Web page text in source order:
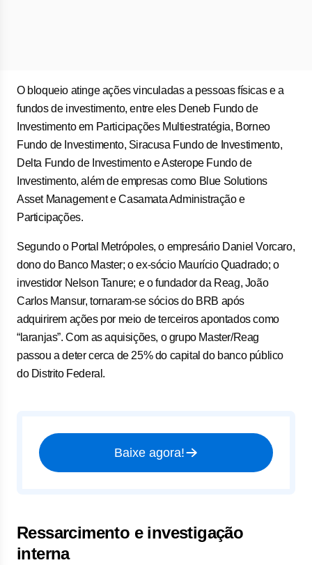
O bloqueio atinge ações vinculadas a pessoas físicas e a
fundos de investimento, entre eles Deneb Fundo de
Investimento em Participações Multiestratégia, Borneo
Fundo de Investimento, Siracusa Fundo de Investimento,
Delta Fundo de Investimento e Asterope Fundo de
Investimento, além de empresas como Blue Solutions
Asset Management e Casamata Administração e
Participações.
Segundo o Portal Metrópoles, o empresário Daniel Vorcaro,
dono do Banco Master; o ex-sócio Maurício Quadrado; o
investidor Nelson Tanure; e o fundador da Reag, João
Carlos Mansur, tornaram-se sócios do BRB após
adquirirem ações por meio de terceiros apontados como
“laranjas”. Com as aquisições, o grupo Master/Reag
passou a deter cerca de 25% do capital do banco público
do Distrito Federal.
Baixe agora!
Ressarcimento e investigação
interna